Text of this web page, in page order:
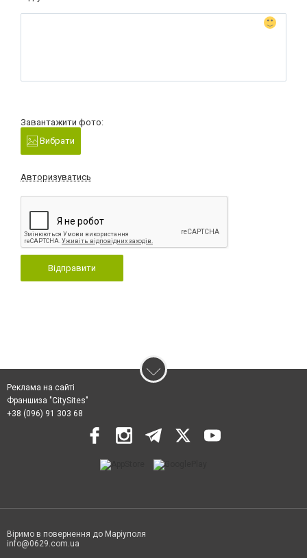
Завантажити фото:
Вибрати
Авторизуватись
Відправити
Реклама на сайті
Франшиза "CitySites"
+38 (096) 91 303 68
Віримо в повернення до Маріуполя
info@0629.com.ua